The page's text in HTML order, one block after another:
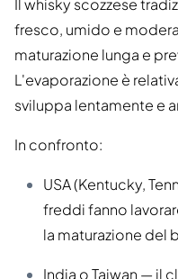
Il whisky scozzese
fresco, umido e
maturazione lunga e
L'evaporazione è
sviluppa lentamente e
In confronto:
USA (Kentucky,
freddi fanno
la maturazione del
India o Taiwan — il